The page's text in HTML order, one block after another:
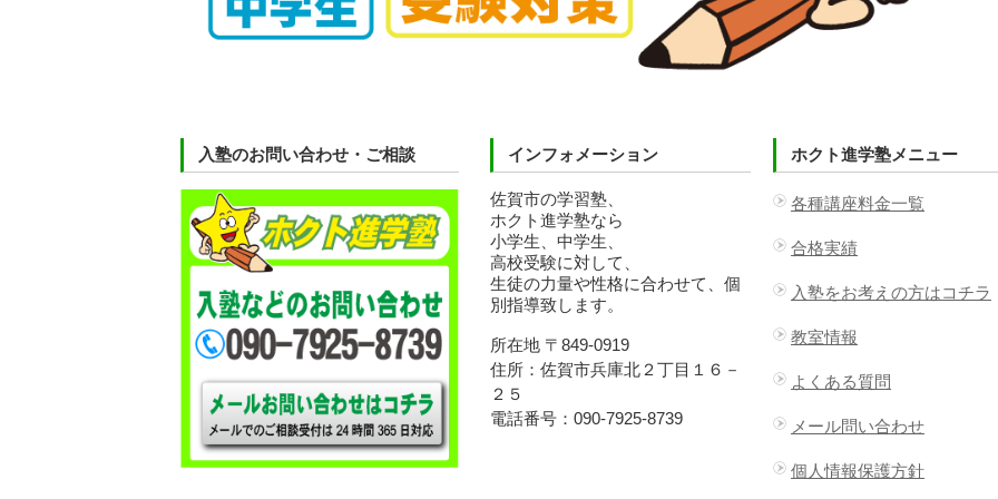
入塾のお問い合わせ・ご相談 インフォメーション
佐賀市の学習塾、
ホクト進学塾なら
小学生、中学生、
高校受験に対して、
生徒の力量や性格に合わせて、個
別指導致します。
所在地 〒849-0919
住所：佐賀市兵庫北２丁目１６－
２５
電話番号：090-7925-8739
ホクト進学塾メニュー
各種講座料金一覧
合格実績
入塾をお考えの方はコチラ
教室情報
よくある質問
メール問い合わせ
個人情報保護方針